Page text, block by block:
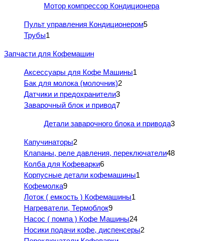
Мотор компрессор Кондиционера
Пульт управления Кондиционером5
Трубы1
Запчасти для Кофемашин
Аксессуары для Кофе Машины1
Бак для молока (молочник)2
Датчики и предохранители3
Заварочный блок и привод7
Детали заварочного блока и привода3
Капучинаторы2
Клапаны, реле давления, переключатели48
Колба для Кофеварки6
Корпусные детали кофемашины1
Кофемолка9
Лоток ( емкость ) Кофемашины1
Нагреватели, Термоблок9
Насос ( помпа ) Кофе Машины24
Носики подачи кофе, диспенсеры2